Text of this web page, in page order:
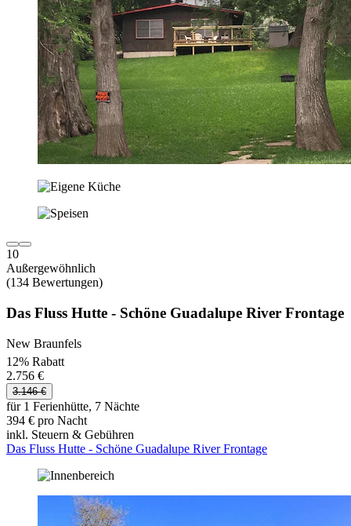
10
Außergewöhnlich
(134 Bewertungen)
Das Fluss Hutte - Schöne Guadalupe River Frontage
New Braunfels
12% Rabatt
2.756 €
3.146 €
für 1 Ferienhütte, 7 Nächte
394 € pro Nacht
inkl. Steuern & Gebühren
Das Fluss Hutte - Schöne Guadalupe River Frontage